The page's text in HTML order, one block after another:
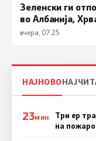
Зеленски ги
во Албанија,
вчера, 07:25
НАЈНОВО
23МИН
Три ер
на